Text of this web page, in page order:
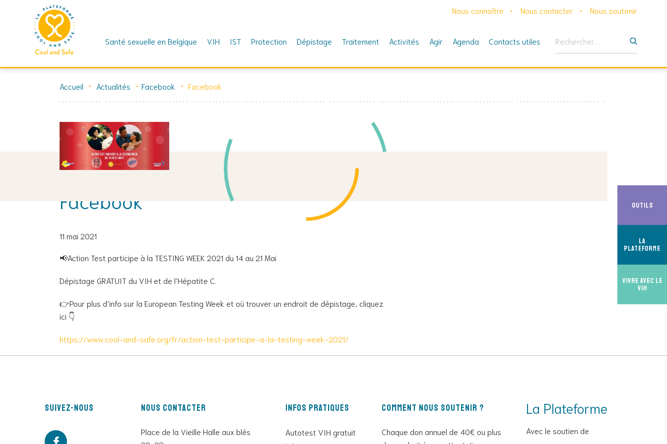
Skip
Nous connaître Nous contacter Nous soutenir
Santé sexuelle en Belgique VIH IST Protection Dépistage Traitement Activités Agir Agenda Contacts utiles
Outils
La
Plateforme
Vivre avec le
VIH
Accueil Actualités Facebook Facebook
Facebook
11 mai 2021
📢Action Test participe à la TESTING WEEK 2021 du 14 au 21 Mai
Dépistage GRATUIT du VIH et de l’Hépatite C.
👉Pour plus d’info sur la European Testing Week et où trouver un endroit de dépistage, cliquez
ici 👇
https://www.cool-and-safe.org/fr/action-test-participe-a-la-testing-week-2021/
Suivez-nous Nous contacter
Place de la Vieille Halle aux blés
Infos pratiques
Autotest VIH gratuit
Comment nous soutenir ?
Chaque don annuel de 40€ ou plus
La Plateforme
Avec le soutien de